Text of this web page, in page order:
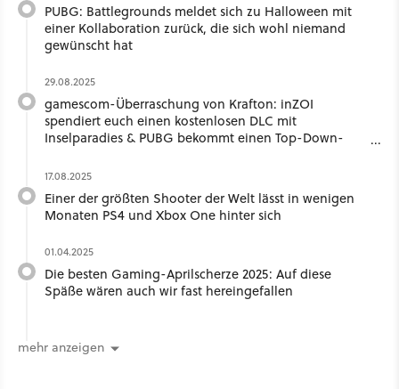
PUBG: Battlegrounds meldet sich zu Halloween mit
einer Kollaboration zurück, die sich wohl niemand
gewünscht hat
29.08.2025
gamescom-Überraschung von Krafton: inZOI
spendiert euch einen kostenlosen DLC mit
Inselparadies & PUBG bekommt einen Top-Down-
17.08.2025
Einer der größten Shooter der Welt lässt in wenigen
Monaten PS4 und Xbox One hinter sich
01.04.2025
Die besten Gaming-Aprilscherze 2025: Auf diese
Späße wären auch wir fast hereingefallen
mehr anzeigen